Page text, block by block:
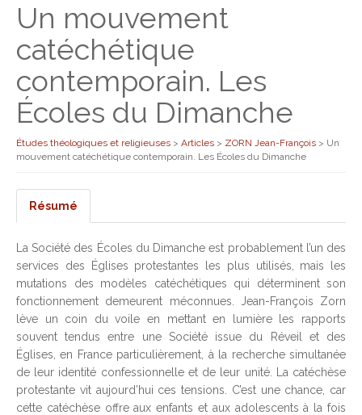
Un mouvement
catéchétique
contemporain. Les
Écoles du Dimanche
Études théologiques et religieuses > Articles > ZORN Jean-François > Un
mouvement catéchétique contemporain. Les Écoles du Dimanche
Résumé
La Société des Écoles du Dimanche est probablement l’un des
services des Églises protestantes les plus utilisés, mais les
mutations des modèles catéchétiques qui déterminent son
fonctionnement demeurent méconnues. Jean-François Zorn
lève un coin du voile en mettant en lumière les rapports
souvent tendus entre une Société issue du Réveil et des
Églises, en France particulièrement, à la recherche simultanée
de leur identité confessionnelle et de leur unité. La catéchèse
protestante vit aujourd’hui ces tensions. C’est une chance, car
cette catéchèse offre aux enfants et aux adolescents à la fois